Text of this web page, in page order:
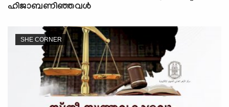
ഹിജാബണിഞ്ഞവൾ
SHE CORNER